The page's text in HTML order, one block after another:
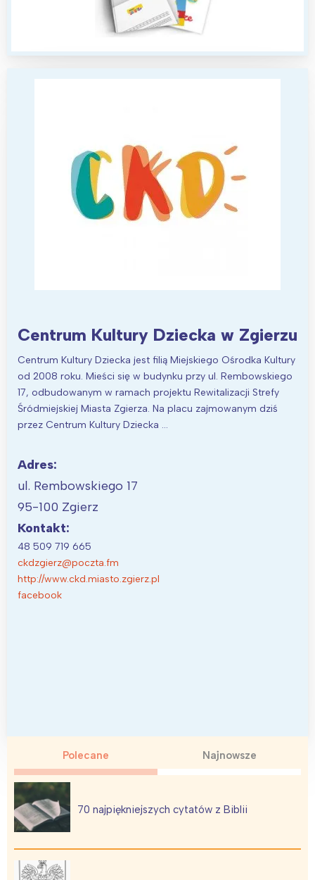
Centrum Kultury Dziecka w Zgierzu
Centrum Kultury Dziecka jest filią Miejskiego Ośrodka Kultury
od 2008 roku. Mieści się w budynku przy ul. Rembowskiego
17, odbudowanym w ramach projektu Rewitalizacji Strefy
Śródmiejskiej Miasta Zgierza. Na placu zajmowanym dziś
przez Centrum Kultury Dziecka …
Adres:
ul. Rembowskiego 17
95-100 Zgierz
Kontakt:
48 509 719 665
ckdzgierz@poczta.fm
http://www.ckd.miasto.zgierz.pl
facebook
Polecane Najnowsze
70 najpiękniejszych cytatów z Biblii
tego regionu:
Warszawa
Śląsk
Wybieram